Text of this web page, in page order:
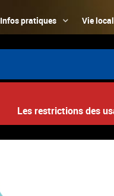
Infos pratiques Vie
Les restrictions des